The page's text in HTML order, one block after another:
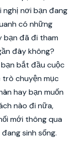
nghị nơi bạn đang
có những
bạn đã đi tham
đây không?
bắt đầu cuộc
chuyện mục
hay bạn muốn
nào đi nữa,
mới thông qua
sinh sống.